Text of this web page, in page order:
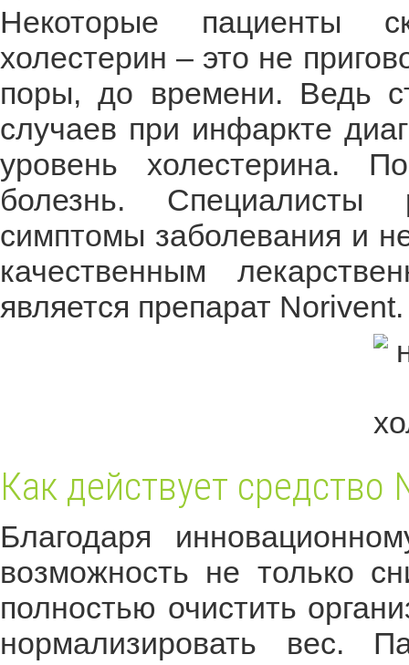
Некоторые пациенты
холестерин – это не
поры, до времени. Ведь
случаев при инфаркте
уровень холестерина.
болезнь. Специалисты
симптомы заболевания и
качественным
является препарат Norivent.
Как действует средство
Благодаря
возможность не только
полностью очистить
нормализировать вес.